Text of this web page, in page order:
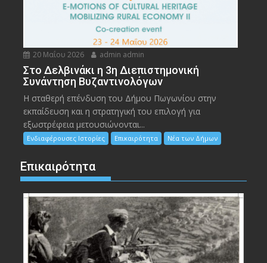
20 Μαΐου 2026 admin admin
Στο Δελβινάκι η 3η Διεπιστημονική
Συνάντηση Βυζαντινολόγων
Η σταθερή επένδυση του Δήμου Πωγωνίου στην
εκπαίδευση και η στρατηγική του επιλογή για
εξωστρέφεια μετουσιώνονται...
Ενδιαφέρουσες Ιστορίες Επικαιρότητα Νέα των Δήμων
Επικαιρότητα